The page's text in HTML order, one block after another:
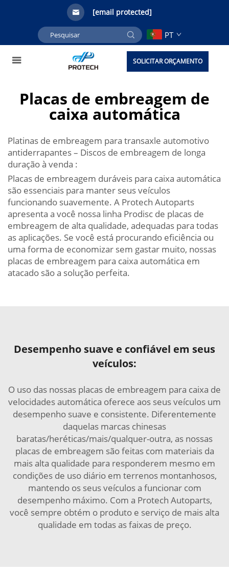
[email protected]
PT
SOLICITAR ORÇAMENTO
Placas de embreagem de
caixa automática
Platinas de embreagem para transaxle automotivo
antiderrapantes – Discos de embreagem de longa
duração à venda :
Placas de embreagem duráveis para caixa automática
são essenciais para manter seus veículos
funcionando suavemente. A Protech Autoparts
apresenta a você nossa linha Prodisc de placas de
embreagem de alta qualidade, adequadas para todas
as aplicações. Se você está procurando eficiência ou
uma forma de economizar sem gastar muito, nossas
placas de embreagem para caixa automática em
atacado são a solução perfeita.
Desempenho suave e confiável em seus
veículos:
O uso das nossas placas de embreagem para caixa de
velocidades automática oferece aos seus veículos um
desempenho suave e consistente. Diferentemente
daquelas marcas chinesas
baratas/heréticas/mais/qualquer-outra, as nossas
placas de embreagem são feitas com materiais da
mais alta qualidade para responderem mesmo em
condições de uso diário em terrenos montanhosos,
mantendo os seus veículos a funcionar com
desempenho máximo. Com a Protech Autoparts,
você sempre obtém o produto e serviço de mais alta
qualidade em todas as faixas de preço.